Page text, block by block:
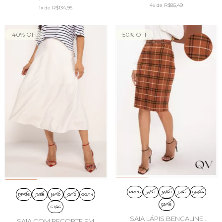
MARINHO - DOCE TRAMA
1x de R$134,95
PIM
4x de R$85,49
PP/36 P/38 M/40 G/42 GG/44
G1/46
-40% OFF
PP/36 P/38 M/40 G/42 GG/44
G1/46
SAIA LÁPIS BENGALINE
-50% OFF